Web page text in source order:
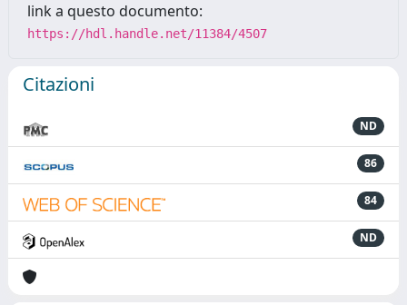
link a questo documento:
https://hdl.handle.net/11384/4507
Citazioni
ND
86
84
ND